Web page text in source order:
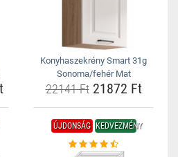
Konyhaszekrény Smart 31g
Sonoma/fehér Mat
22141 Ft21872 Ft
ÚJDONSÁG KEDVEZMÉNY